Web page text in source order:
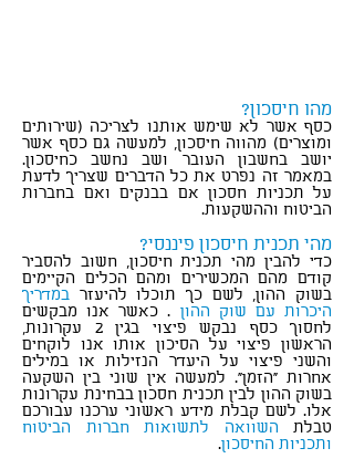
מהו חיסכון?
כסף אשר לא שימש אותנו לצריכה (שירותים
ומוצרים) מהווה חיסכון, למעשה גם כסף אשר
יושב בחשבון העובר ושב נחשב כחיסכון.
במאמר זה נפרט את כל הדברים שצריך לדעת
על תכניות חסכון אם בבנקים ואם בחברות
הביטוח וההשקעות.
מהי תכנית חיסכון פיננסי?
כדי להבין מהי תכנית חיסכון, חשוב להסביר
קודם מהם המכשירים ומהם הכלים הקיימים
בשוק ההון, לשם כך תוכלו להיעזר במדריך
היכרות עם שוק ההון . כאשר אנו מבקשים
לחסוך כסף נבקש פיצוי בגין 2 עקרונות,
הראשון פיצוי על הסיכון אותו אנו לוקחים
והשני פיצוי על היעדר הנזילות או במילים
אחרות "הזמן". למעשה אין שוני בין השקעה
בשוק ההון לבין תכנית חסכון בבחינת עקרונות
אלו. לשם קבלת מידע ראשוני ערכנו עבורכם
טבלת השוואה לתשואות חברות הביטוח
ותכניות החיסכון.